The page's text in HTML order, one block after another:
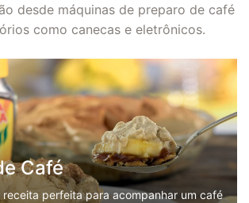
desde máquinas de preparo de café
como canecas e eletrônicos.
Café
receita perfeita para acompanhar um café